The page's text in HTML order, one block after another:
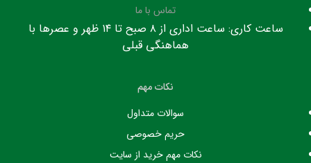
تماس با ما
ساعت کاری: ساعت اداری از ۸ صبح تا ۱۴ ظهر و عصرها با
هماهنگی قبلی
نکات مهم
سوالات متداول
حریم خصوصی
نکات مهم خرید از سایت